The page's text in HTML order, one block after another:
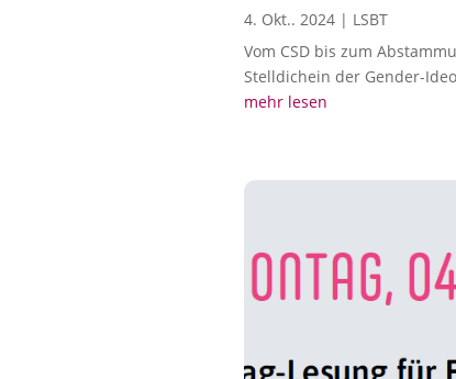
4. Okt.. 2024 | LSBT
Vom CSD bis zum
Stelldichein der Gender-
mehr lesen